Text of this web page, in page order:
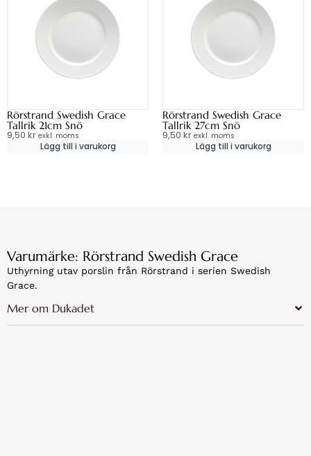
Rörstrand Swedish Grace
Tallrik 21cm Snö
9,50 kr exkl. moms
Lägg till i varukorg
Rörstrand Swedish Grace
Tallrik 27cm Snö
9,50 kr exkl. moms
Lägg till i varukorg
Varumärke: Rörstrand Swedish Grace
Uthyrning utav porslin från Rörstrand i serien Swedish
Grace.
Mer om Dukadet